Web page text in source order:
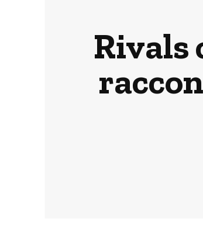
Rivals